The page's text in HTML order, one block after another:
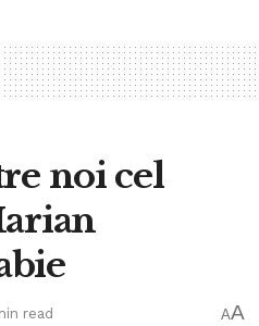
noi cel
read AA